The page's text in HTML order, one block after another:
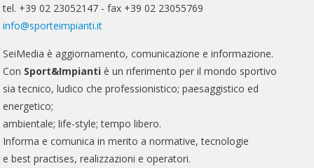
tel. +39 02 23052147 - fax +39 02 23055769
info@sporteimpianti.it
SeiMedia è aggiornamento, comunicazione e informazione.
Con Sport&Impianti è un riferimento per il mondo sportivo
sia tecnico, ludico che professionistico; paesaggistico ed
energetico;
ambientale; life-style; tempo libero.
Informa e comunica in merito a normative, tecnologie
e best practises, realizzazioni e operatori.